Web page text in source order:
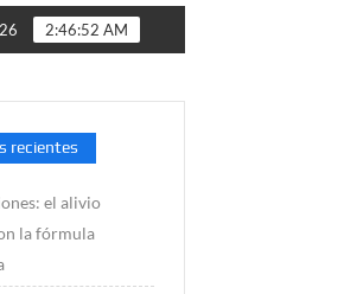
ALGARROBO ES RECONOCIDO
2:46:52 AM
recientes
el alivio
la fórmula